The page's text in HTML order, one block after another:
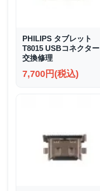
PHILIPS タブレット
T8015 USBコネクター
交換修理
7,700円(税込)